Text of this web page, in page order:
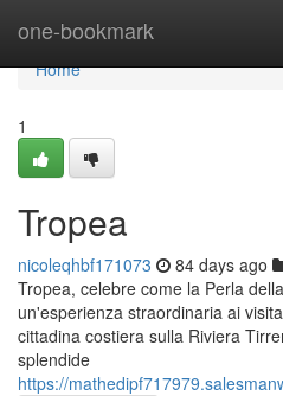
one-bookmark
Home
Home
1
Tropea
nicoleqhbf171073 84 days ago
Tropea, celebre come la Perla
un'esperienza straordinaria ai
cittadina costiera sulla Riviera
splendide
https://